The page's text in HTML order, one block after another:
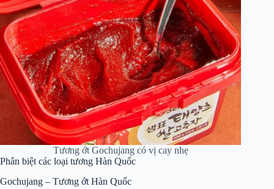
Tương ớt Gochujang có vị cay nhẹ
Phân biệt các loại tương Hàn Quốc
Gochujang – Tương ớt Hàn Quốc